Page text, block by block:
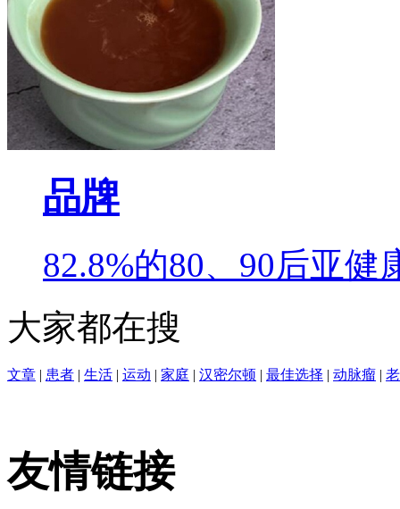
品牌
82.8%的80、90后亚
大家都在搜
文章 | 患者 | 生活 | 运动 | 家庭 | 汉密尔顿 | 最佳选择 | 动脉瘤 |
友情链接